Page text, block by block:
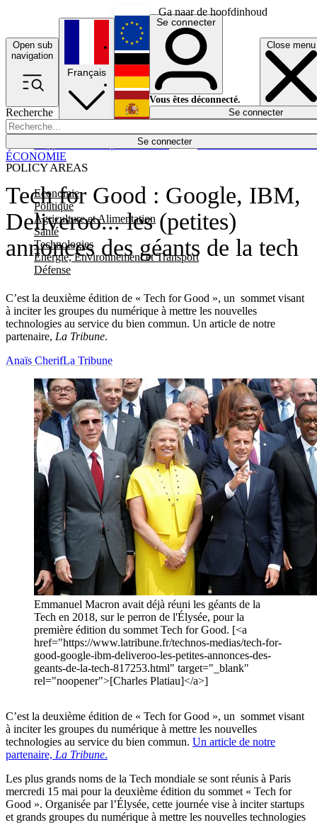
Ga naar de hoofdinhoud
Open sub
navigation
Close menu
Recherche
Se connecter
POLICY AREAS
Economie
Politique
Agriculture et Alimentation
Santé
Technologies
Energie, Environnement et Transport
Défense
Économie
Français
English
Deutsch
Español
Se connecter
Vous êtes déconnecté.
Se connecter
Tech for Good : Google, IBM,
Deliveroo... les (petites)
annonces des géants de la tech
C’est la deuxième édition de « Tech for Good », un sommet visant
à inciter les groupes du numérique à mettre les nouvelles
technologies au service du bien commun. Un article de notre
partenaire, La Tribune.
ÉCONOMIE
Anaïs CherifLa Tribune
Emmanuel Macron avait déjà réuni les géants de la
Tech en 2018, sur le perron de l'Élysée, pour la
première édition du sommet Tech for Good. [<a
href="https://www.latribune.fr/technos-medias/tech-for-
good-google-ibm-deliveroo-les-petites-annonces-des-
geants-de-la-tech-817253.html" target="_blank"
rel="noopener">[Charles Platiau]</a>]
C’est la deuxième édition de « Tech for Good », un sommet visant
à inciter les groupes du numérique à mettre les nouvelles
technologies au service du bien commun. Un article de notre
partenaire, La Tribune.
Les plus grands noms de la Tech mondiale se sont réunis à Paris
mercredi 15 mai pour la deuxième édition du sommet « Tech for
Good ». Organisée par l’Élysée, cette journée vise à inciter startups
et grands groupes du numérique à mettre les nouvelles technologies